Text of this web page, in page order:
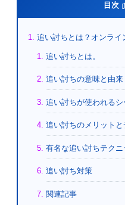
目次
追い討ちとは？オンラ
追い討ちとは。
追い討ちの意味と由来
追い討ちが使われるシ
追い討ちのメリットと
有名な追い討ちテクニ
追い討ち対策
関連記事